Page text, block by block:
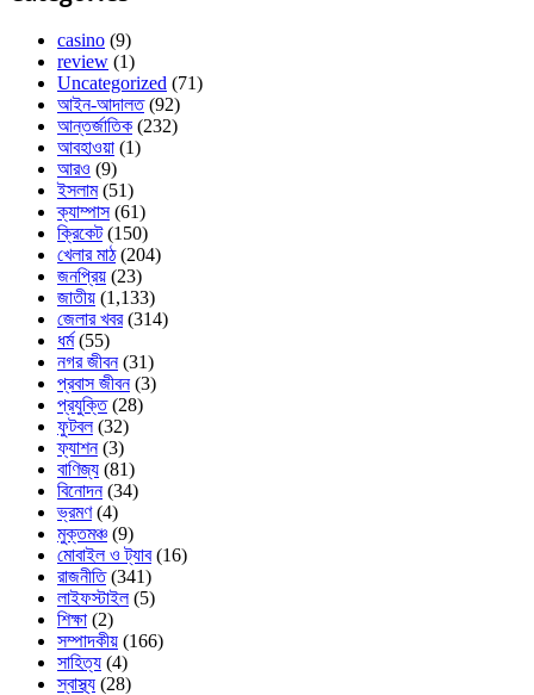
casino (9)
review (1)
Uncategorized (71)
আইন-আদালত(92)
আন্তর্জাতিক (232)
আবহাওয়া (1)
আরও (9)
ইসলাম(51)
ক্যাম্পাস(61)
ক্রিকেট(150)
খেলার মাঠ(204)
জনপ্রিয় (23)
জাতীয় (1,133)
জেলার খবর(314)
ধর্ম(55)
নগর জীবন(31)
প্রবাস জীবন(3)
প্রযুক্তি(28)
ফুটবল(32)
ফ্যাশন(3)
বাণিজ্য (81)
বিনোদন(34)
ভ্রমণ(4)
মুক্তমঞ্চ (9)
মোবাইল ও ট্যাব(16)
রাজনীতি(341)
লাইফস্টাইল(5)
শিক্ষা (2)
সম্পাদকীয় (166)
সাহিত্য (4)
স্বাস্থ্য (28)